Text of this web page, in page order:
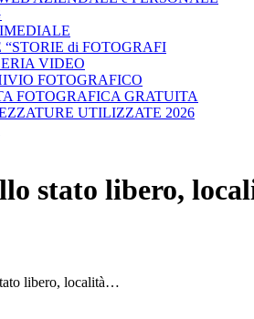
“STORIE di FOTOGRAFI
VIDEO
FOTOGRAFICO
FOTOGRAFICA GRATUITA
UTILIZZATE 2026
stato libero,
libero, località…